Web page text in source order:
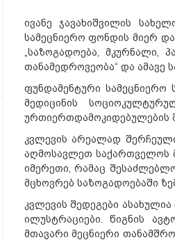
ივანე ჯავახიშვილის
სამეცნიერო ფონდის მიერ
„საზოგადოება, მკურნალი,
თანამედროვეობა“ და ამავე
ფუნდამენტური
მედიცინის
ურთიერთდამოკიდებულების
კვლევის არეალად
აღმოსავლეთ საქართველოს
იმერეთი, რამაც
მცხოვრებ საზოგადოებაში
კვლევის შედეგები
ილუსტრაციები. წიგნის
მთავარი მეცნიერი